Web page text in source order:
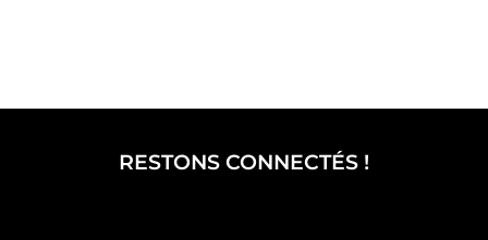
RESTONS CONNECTÉS !